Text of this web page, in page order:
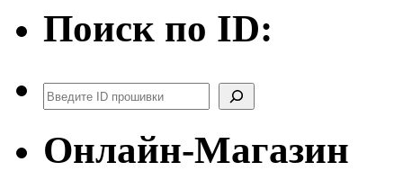
Поиск по ID:
Поиск
Онлайн-Магазин